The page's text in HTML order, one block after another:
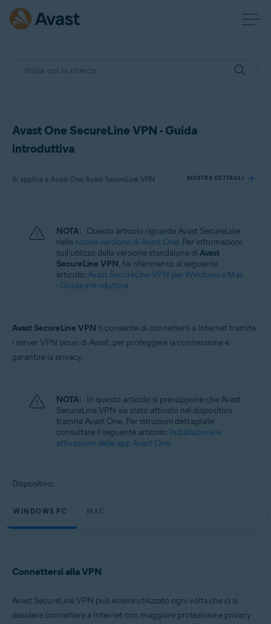
Avast One SecureLine VPN - Guida
introduttiva
Si applica a Avast One, Avast SecureLine VPN MOSTRA DETTAGLI
Avast One
Avast SecureLine VPN
Sistemi operativi:
NOTA: Questo articolo riguarda Avast SecureLine
nella nuova versione di Avast One. Per informazioni
sull'utilizzo della versione standalone di Avast
SecureLine VPN, fai riferimento al seguente
articolo: Avast SecureLine VPN per Windows e Mac
- Guida introduttiva.
Avast SecureLine VPN ti consente di connetterti a Internet tramite
i server VPN sicuri di Avast, per proteggere la connessione e
garantire la privacy.
NOTA: In questo articolo si presuppone che Avast
SecureLine VPN sia stato attivato nel dispositivo
tramite Avast One. Per istruzioni dettagliate
consultare il seguente articolo: Installazione e
attivazione delle app Avast One.
Dispositivo:
WINDOWS PC MAC
Connettersi alla VPN
Avast SecureLine VPN può essere utilizzato ogni volta che ci si
desidera connettere a Internet con maggiore protezione e privacy